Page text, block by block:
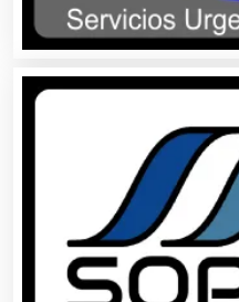
Alquiler de
Alquiler de
Alta Costura